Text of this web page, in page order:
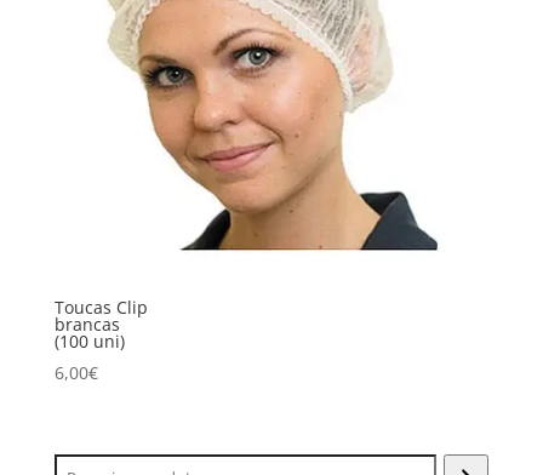
Toucas Clip
brancas
(100 uni)
6,00€